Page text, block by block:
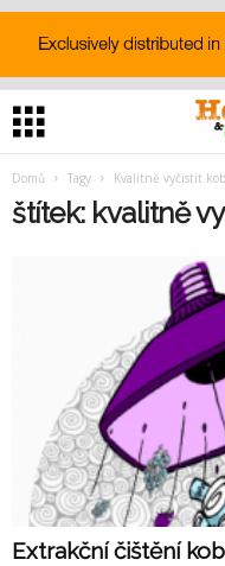
Domů Tagy Kvalitně vyčistit
štítek: kvalitně
Extrakční čištění